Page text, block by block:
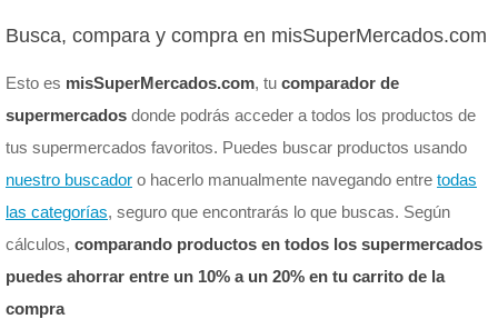
Busca, compara y compra en misSuperMercados.com
Esto es misSuperMercados.com, tu comparador de
supermercados donde podrás acceder a todos los productos de
tus supermercados favoritos. Puedes buscar productos usando
nuestro buscador o hacerlo manualmente navegando entre todas
las categorías, seguro que encontrarás lo que buscas. Según
cálculos, comparando productos en todos los supermercados
puedes ahorrar entre un 10% a un 20% en tu carrito de la
compra